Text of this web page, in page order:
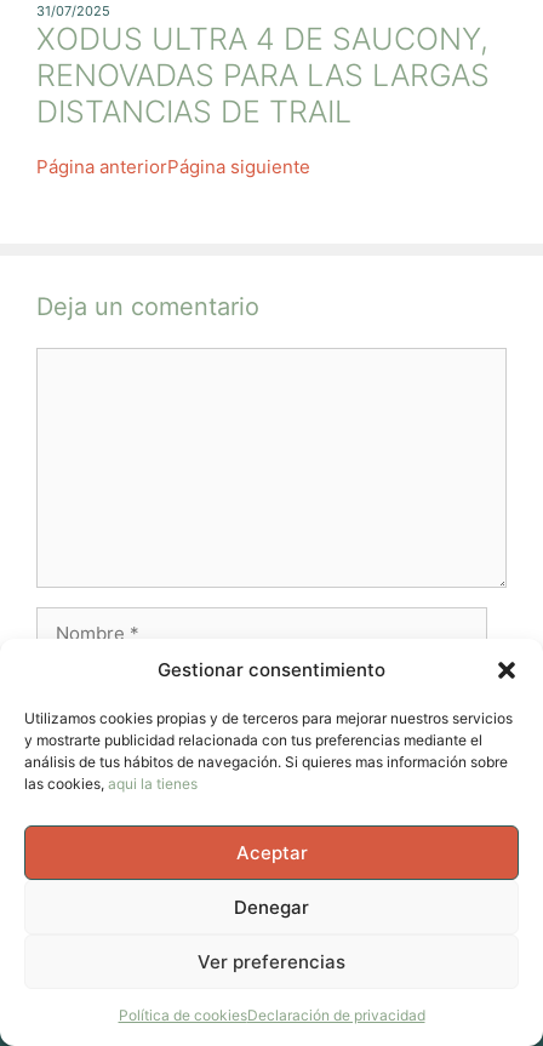
Gestionar consentimiento
Utilizamos cookies propias y de terceros para mejorar nuestros servicios
y mostrarte publicidad relacionada con tus preferencias mediante el
análisis de tus hábitos de navegación. Si quieres mas información sobre
las cookies, aqui la tienes
Aceptar
Denegar
Ver preferencias
Política de cookiesDeclaración de privacidad
31/07/2025
XODUS ULTRA 4 DE SAUCONY,
RENOVADAS PARA LAS LARGAS
DISTANCIAS DE TRAIL
Página anteriorPágina siguiente
Deja un comentario
electrónico
Web
© 2026 AvernoTrail - Movimiento, vida y curiosidad, un
cabeza y en la vida.• Creado con GeneratePress